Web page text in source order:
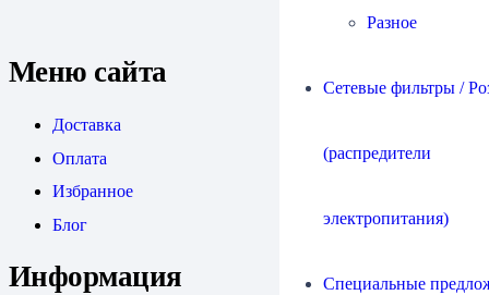
Разное
Сетевые фильтры /
(распредители
электропитания)
Специальные
Меню сайта
Доставка
Оплата
Избранное
Блог
Информация